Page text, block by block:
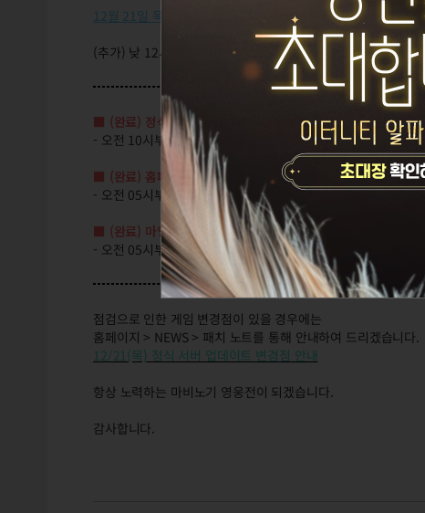
12월 21일 목요일 오전 10시
에 게임 서버 점검이 진행됩니다.
(추가) 낮 12시에 모든 점검이 종료되어 현재 게임 이용이 가능합
■ (완료) 정식 서버 점검: 오전 10시 ~ 낮 12시 (2시간)
- 오전 10시부터 2시간 동안 정식 서버에 접속할 수 없습니다.
■ (완료) 홈페이지 점검: 오전 05시 ~ 오전 09
시 (4시간)
- 오전 05시부터 4시간 동안 마비노기 영웅전 홈페이지를 이용
■ (완료) 마영전 Plus(모바일앱) 점검:오전 05시 ~ 낮 12시 (7
- 오전 05시부터 7시간 동안 마영전 Plus 모바일 앱을 이용할 수
점검으로 인한 게임 변경점이 있을 경우에는
홈페이지 > NEWS > 패치 노트를 통해 안내하여 드리겠습니다.
12/21(목) 정식 서버 업데이트 변경점 안내
항상 노력하는 마비노기 영웅전이 되겠습니다.
감사합니다.